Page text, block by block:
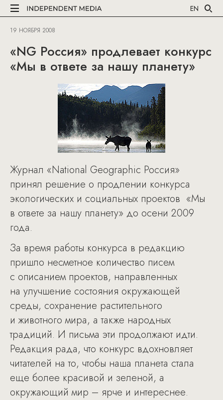
EN
19 НОЯБРЯ 2008
«NG Россия» продлевает конкурс
«Мы в ответе за нашу планету»
Журнал «National Geographic Россия»
принял решение о продлении конкурса
экологических и социальных проектов «Мы
в ответе за нашу планету» до осени 2009
года.
За время работы конкурса в редакцию
пришло несметное количество писем
с описанием проектов, направленных
на улучшение состояния окружающей
среды, сохранение растительного
и животного мира, а также народных
традиций. И письма эти продолжают идти.
Редакция рада, что конкурс вдохновляет
читателей на то, чтобы наша планета стала
еще более красивой и зеленой, а
окружающий мир – ярче и интереснее.